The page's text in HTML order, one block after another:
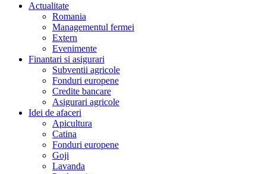
Actualitate
Romania
Managementul fermei
Extern
Evenimente
Finantari si asigurari
Subventii agricole
Fonduri europene
Credite bancare
Asigurari agricole
Idei de afaceri
Apicultura
Catina
Fonduri europene
Goji
Lavanda